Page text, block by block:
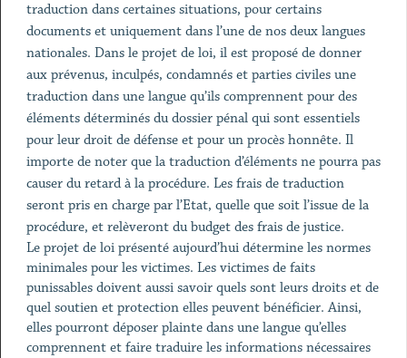
traduction dans certaines situations, pour certains
documents et uniquement dans l’une de nos deux langues
nationales. Dans le projet de loi, il est proposé de donner
aux prévenus, inculpés, condamnés et parties civiles une
traduction dans une langue qu’ils comprennent pour des
éléments déterminés du dossier pénal qui sont essentiels
pour leur droit de défense et pour un procès honnête. Il
importe de noter que la traduction d’éléments ne pourra pas
causer du retard à la procédure. Les frais de traduction
seront pris en charge par l’Etat, quelle que soit l’issue de la
procédure, et relèveront du budget des frais de justice.
Le projet de loi présenté aujourd’hui détermine les normes
minimales pour les victimes. Les victimes de faits
punissables doivent aussi savoir quels sont leurs droits et de
quel soutien et protection elles peuvent bénéficier. Ainsi,
elles pourront déposer plainte dans une langue qu’elles
comprennent et faire traduire les informations nécessaires